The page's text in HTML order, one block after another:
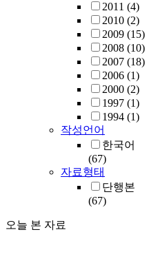
2011 (4)
2010 (2)
2009 (15)
2008 (10)
2007 (18)
2006 (1)
2000 (2)
1997 (1)
1994 (1)
작성언어
한국어
(67)
자료형태
단행본
(67)
오늘 본 자료